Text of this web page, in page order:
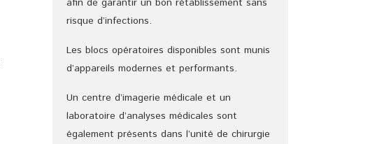
afin de garantir un bon rétablissement sans
risque d’infections.
Les blocs opératoires disponibles sont munis
d’appareils modernes et performants.
Un centre d’imagerie médicale et un
laboratoire d’analyses médicales sont
également présents dans l’unité de chirurgie